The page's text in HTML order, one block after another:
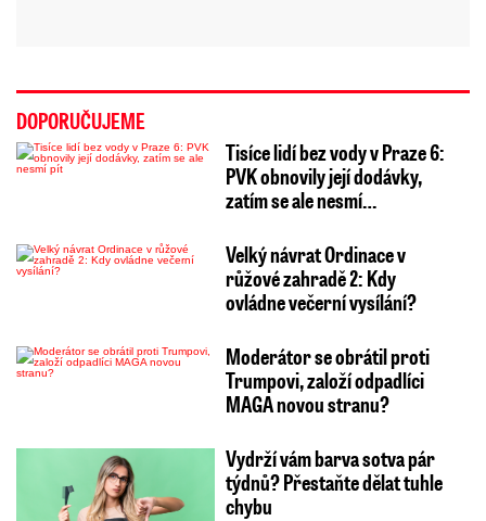
DOPORUČUJEME
Tisíce lidí bez vody v Praze 6:
PVK obnovily její dodávky,
zatím se ale nesmí…
Velký návrat Ordinace v
růžové zahradě 2: Kdy
ovládne večerní vysílání?
Moderátor se obrátil proti
Trumpovi, založí odpadlíci
MAGA novou stranu?
Vydrží vám barva sotva pár
týdnů? Přestaňte dělat tuhle
chybu